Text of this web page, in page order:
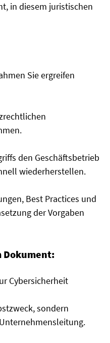
in diesem juristischen
Sie ergreifen
den Geschäftsbetrieb
wiederherstellen.
Best Practices und
der Vorgaben
Dokument:
Cybersicherheit
sondern